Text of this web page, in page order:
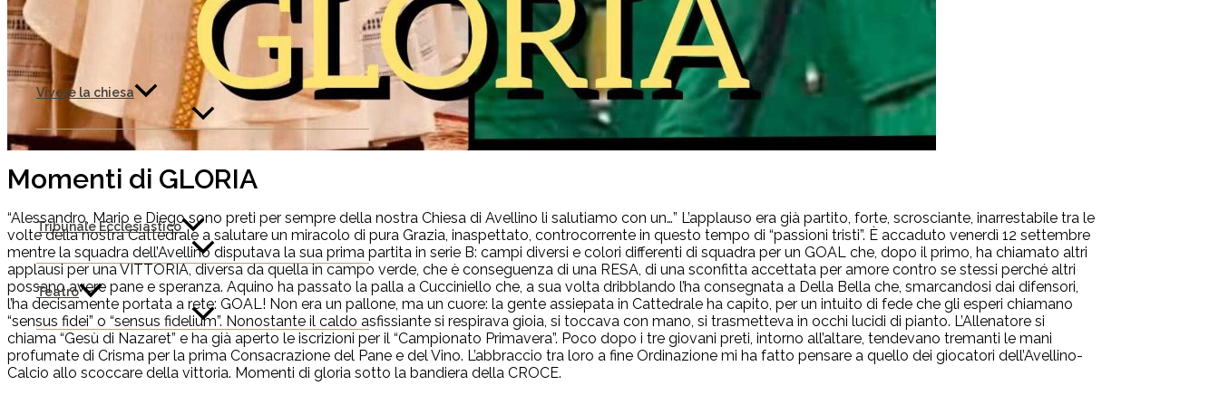
Vivere la chiesa
Tribunale Ecclesiastico
Teatro
Momenti di GLORIA
“Alessandro, Mario e Diego sono preti per sempre della nostra Chiesa di Avellino li salutiamo con un…” L’applauso era già partito, forte, scrosciante, inarrestabile tra le
volte della nostra Cattedrale a salutare un miracolo di pura Grazia, inaspettato, controcorrente in questo tempo di “passioni tristi”. È accaduto venerdì 12 settembre
mentre la squadra dell’Avellino disputava la sua prima partita in serie B: campi diversi e colori differenti di squadra per un GOAL che, dopo il primo, ha chiamato altri
applausi per una VITTORIA, diversa da quella in campo verde, che è conseguenza di una RESA, di una sconfitta accettata per amore contro se stessi perché altri
possano avere pane e speranza. Aquino ha passato la palla a Cucciniello che, a sua volta dribblando l’ha consegnata a Della Bella che, smarcandosi dai difensori,
l’ha decisamente portata a rete: GOAL! Non era un pallone, ma un cuore: la gente assiepata in Cattedrale ha capito, per un intuito di fede che gli esperi chiamano
“sensus fidei” o “sensus fidelium”. Nonostante il caldo asfissiante si respirava gioia, si toccava con mano, si trasmetteva in occhi lucidi di pianto. L’Allenatore si
chiama “Gesù di Nazaret” e ha già aperto le iscrizioni per il “Campionato Primavera”. Poco dopo i tre giovani preti, intorno all’altare, tendevano tremanti le mani
profumate di Crisma per la prima Consacrazione del Pane e del Vino. L’abbraccio tra loro a fine Ordinazione mi ha fatto pensare a quello dei giocatori dell’Avellino-
Calcio allo scoccare della vittoria. Momenti di gloria sotto la bandiera della CROCE.